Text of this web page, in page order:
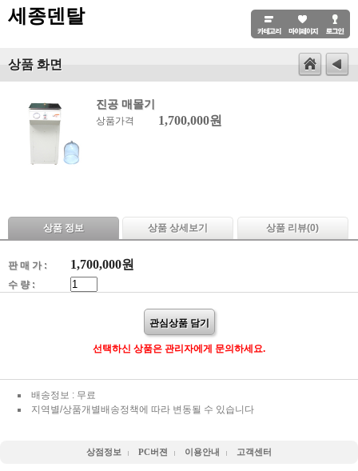
세종덴탈
상품 화면
진공 매몰기
상품가격 1,700,000원
상품 정보 상품 상세보기 상품 리뷰(0)
판 매 가 : 1,700,000원
수 량 :
관심상품 담기
선택하신 상품은 관리자에게 문의하세요.
배송정보 : 무료
지역별/상품개별배송정책에 따라 변동될 수 있습니다
상점정보 PC버젼 이용안내 고객센터